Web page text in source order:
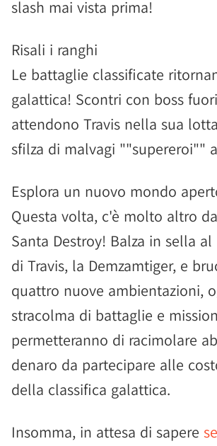
slash mai vista prima!
Risali i ranghi
Le battaglie classificate
galattica! Scontri con boss
attendono Travis nella sua
sfilza di malvagi ""supereroi""
Esplora un nuovo mondo
Questa volta, c'è molto altro
Santa Destroy! Balza in sella
di Travis, la Demzamtiger, e
quattro nuove ambientazioni,
stracolma di battaglie e
permetteranno di racimolare
denaro da partecipare alle
della classifica galattica.
Insomma, in attesa di sapere